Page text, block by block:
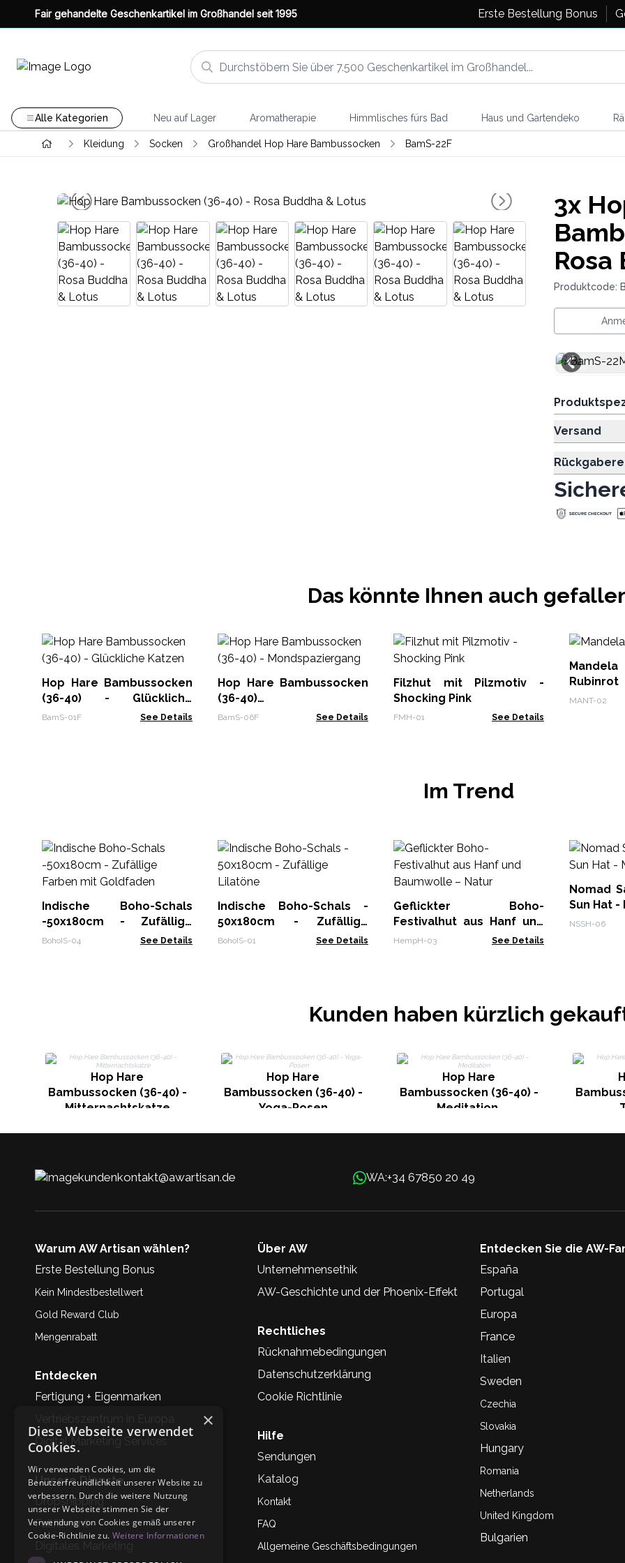
Fair gehandelte Geschenkartikel im Großhandel seit 1995 Erste Bestellung Bonus
Alle Kategorien Neu auf Lager Aromatherapie Himmlisches fürs Bad Haus und Gartendeko
Kleidung Socken Großhandel Hop Hare Bambussocken BamS-22F
3x
Rosa
Produktcode:
M/L
Versand
Das könnte Ihnen auch
Hop Hare Bambussocken
(36-40) - Glückliche
Katzen
BamS-01F See Details
Hop Hare Bambussocken
(36-40) -
Mondspaziergang
BamS-06F See Details
Filzhut mit Pilzmotiv -
Shocking Pink
FMH-01 See Details
Rubinrot
MANT-02
Im Trend
Indische Boho-Schals
-50x180cm - Zufällige
Farben mit Goldfaden
BohoIS-04 See Details
Indische Boho-Schals -
50x180cm - Zufällige
Lilatöne
BohoIS-01 See Details
Geflickter Boho-
Festivalhut aus Hanf und
Baumwolle – Natur
HempH-03 See Details
Nomad
Sun Hat -
NSSH-06
Kunden haben kürzlich
Hop Hare
Bambussocken (36-40) -
Mitternachtskatze
Hop Hare
Bambussocken (36-40) -
Yoga-Posen
Hop Hare
Bambussocken (36-40) -
Meditation
kundenkontakt@awartisan.de WA:+34 67850 20 49
Warum AW Artisan wählen?
Erste Bestellung Bonus
Kein Mindestbestellwert
Gold Reward Club
Mengenrabatt
Entdecken
Fertigung + Eigenmarken
Vertriebszentrum in Europa
Digital Marketing Services
Unsere Dienste
Dropshipping
Fullfilment
Digitales Marketing
Über AW
Unternehmensethik
AW-Geschichte und der Phoenix-Effekt
Rechtliches
Rücknahmebedingungen
Datenschutzerklärung
Cookie Richtlinie
Hilfe
Sendungen
Katalog
Kontakt
FAQ
Allgemeine Geschäftsbedingungen
Entdecken Sie die AW-
España
Portugal
Europa
France
Italien
Sweden
Czechia
Slovakia
Hungary
Romania
Netherlands
United Kingdom
Bulgarien
×
Diese Webseite verwendet
Cookies.
Wir verwenden Cookies, um die
Benutzerfreundlichkeit unserer Website zu
verbessern. Durch die weitere Nutzung
unserer Webseite stimmen Sie der
Verwendung von Cookies gemäß unserer
Cookie-Richtlinie zu. Weitere Informationen